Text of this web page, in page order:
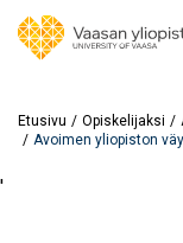
Etusivu Opiskelijaksi
Avoimen yliopiston
'